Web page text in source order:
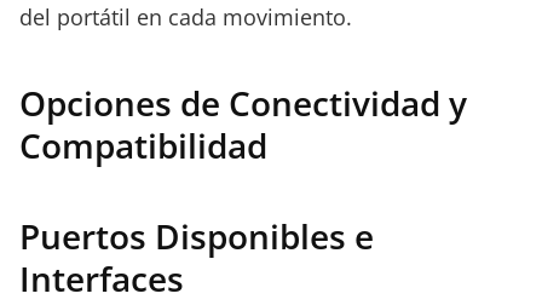
del portátil en cada movimiento.
Opciones de Conectividad y
Compatibilidad
Puertos Disponibles e
Interfaces